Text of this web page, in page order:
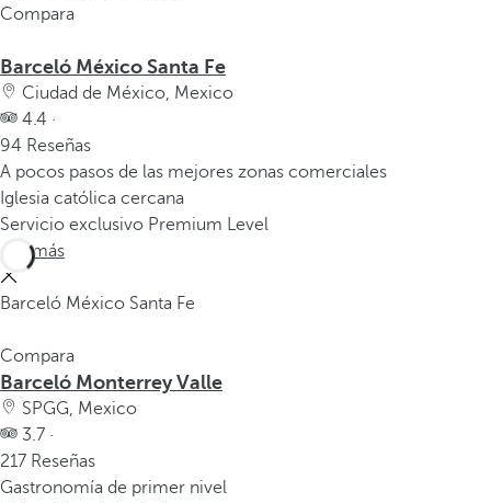
Compara
Barceló México Santa Fe
Ciudad de México, Mexico
4.4 ·
94 Reseñas
A pocos pasos de las mejores zonas comerciales
Iglesia católica cercana
Servicio exclusivo Premium Level
Ver más
Barceló México Santa Fe
Compara
Barceló Monterrey Valle
SPGG, Mexico
3.7 ·
217 Reseñas
Gastronomía de primer nivel